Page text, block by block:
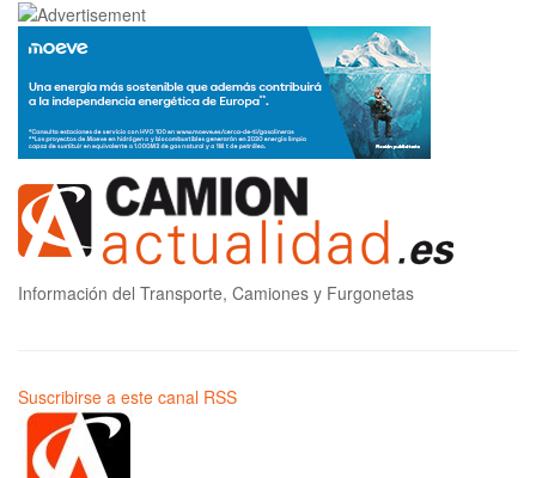
Información del Transporte, Camiones y Furgonetas
Suscribirse a este canal RSS